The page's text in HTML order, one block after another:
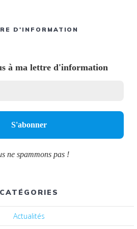
D'INFORMATION
à ma lettre d'information
ne spammons pas !
CATÉGORIES
Actualités